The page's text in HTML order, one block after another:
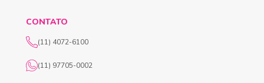
CONTATO
(11) 4072-6100
(11) 97705-0002